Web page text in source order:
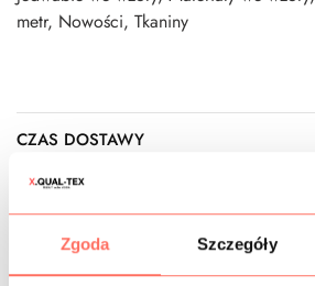
Zgoda Szczegóły
metr, Nowości, Tkaniny
CZAS DOSTAWY
KOSZTY WYSYŁKI